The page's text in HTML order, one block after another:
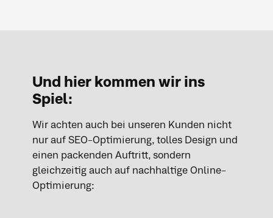
Und hier kommen wir ins
Spiel:
Wir achten auch bei unseren Kunden nicht
nur auf SEO-Optimierung, tolles Design und
einen packenden Auftritt, sondern
gleichzeitig auch auf nachhaltige Online-
Optimierung: